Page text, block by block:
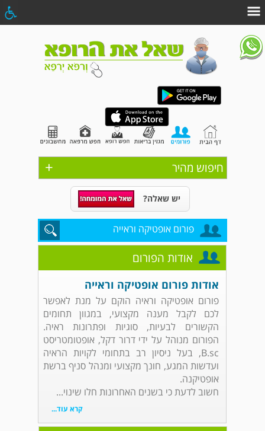
+ חיפוש מהיר
יש שאלה?
פורום אופטיקה וראייה
אודות הפורום
אודות פורום אופטיקה וראייה
פורום אופטיקה וראיה הוקם על מנת לאפשר
לכם לקבל מענה מקצועי, במגוון תחומים
הקשורים לבעיות, סוגיות ופתרונות ראיה.
הפורום מנוהל על ידי דרור דקל, אופטומטריסט
B.sc, בעל ניסיון רב בתחומי לקויות הראיה
ועדשות המגע, חונך מקצועי ומנהל סניף ברשת
אופטיקנה.
חשוב לדעת כי בשנים האחרונות חלו שינוי...
קרא עוד...